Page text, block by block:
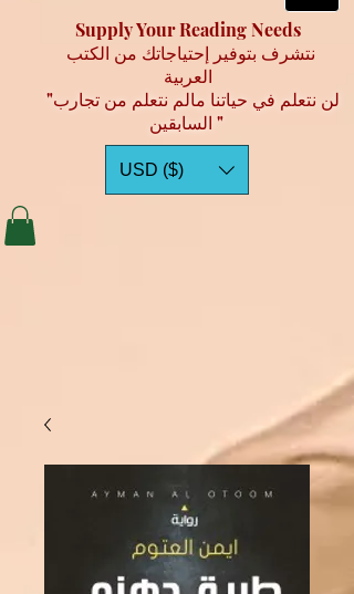
Supply Your Reading Needs
العربية
"لن نتعلم في حياتنا مالم نتعلم من تجارب
السابقين "
USD ($)